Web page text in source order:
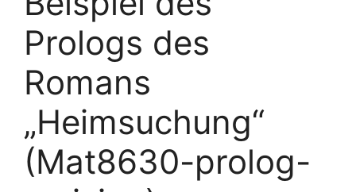
Prologs des
Romans
„Heimsuchung“
(Mat8630-prolog-